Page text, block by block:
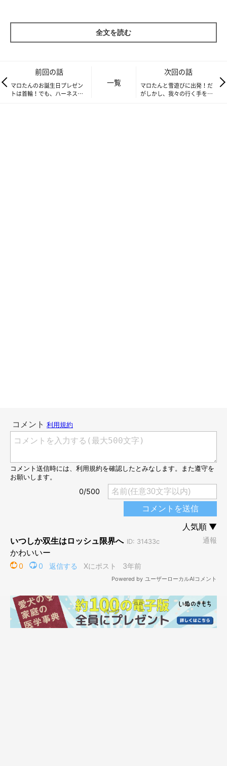
全文を読む
前回の話
マロたんのお誕生日プレゼン
トは首輪！でも、ハーネスの
一覧
次回の話
マロたんと雪遊びに出発！だ
がしかし、我々の行く手を阻